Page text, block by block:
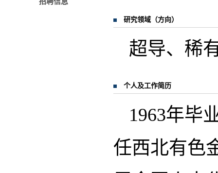
研究领域（方向）
超导、稀
个人及工作简历
1963年毕
任西北有色